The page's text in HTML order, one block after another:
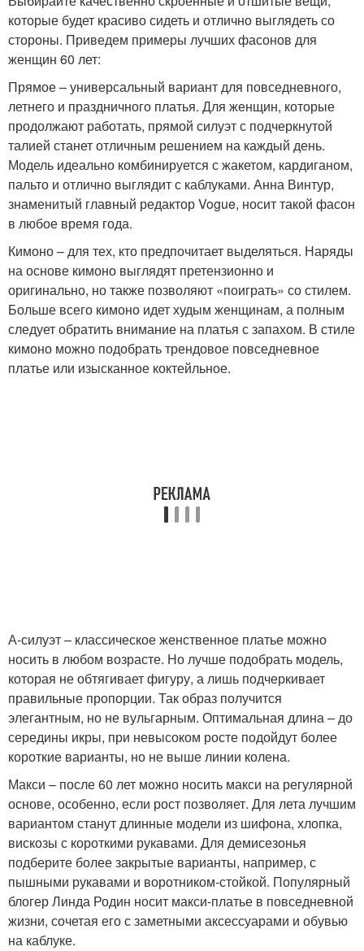
которые будет красиво сидеть и отлично выглядеть со
стороны. Приведем примеры лучших фасонов для
женщин 60 лет:
Прямое – универсальный вариант для повседневного,
летнего и праздничного платья. Для женщин, которые
продолжают работать, прямой силуэт с подчеркнутой
талией станет отличным решением на каждый день.
Модель идеально комбинируется с жакетом, кардиганом,
пальто и отлично выглядит с каблуками. Анна Винтур,
знаменитый главный редактор Vogue, носит такой фасон
в любое время года.
Кимоно – для тех, кто предпочитает выделяться. Наряды
на основе кимоно выглядят претензионно и
оригинально, но также позволяют «поиграть» со стилем.
Больше всего кимоно идет худым женщинам, а полным
следует обратить внимание на платья с запахом. В стиле
кимоно можно подобрать трендовое повседневное
платье или изысканное коктейльное.
А-силуэт – классическое женственное платье можно
носить в любом возрасте. Но лучше подобрать модель,
которая не обтягивает фигуру, а лишь подчеркивает
правильные пропорции. Так образ получится
элегантным, но не вульгарным. Оптимальная длина – до
середины икры, при невысоком росте подойдут более
короткие варианты, но не выше линии колена.
Макси – после 60 лет можно носить макси на регулярной
основе, особенно, если рост позволяет. Для лета лучшим
вариантом станут длинные модели из шифона, хлопка,
вискозы с короткими рукавами. Для демисезонья
подберите более закрытые варианты, например, с
пышными рукавами и воротником-стойкой. Популярный
блогер Линда Родин носит макси-платье в повседневной
жизни, сочетая его с заметными аксессуарами и обувью
на каблуке.